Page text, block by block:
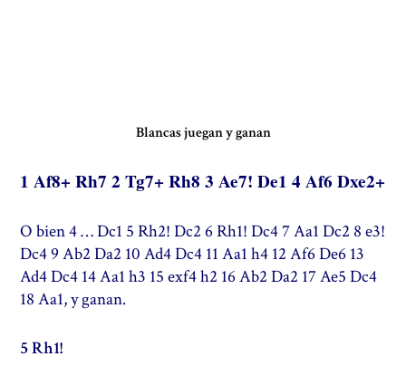
Blancas juegan y ganan
1 Af8+ Rh7 2 Tg7+ Rh8 3 Ae7! De1 4 Af6 Dxe2+
O bien 4 … Dc1 5 Rh2! Dc2 6 Rh1! Dc4 7 Aa1 Dc2 8 e3!
Dc4 9 Ab2 Da2 10 Ad4 Dc4 11 Aa1 h4 12 Af6 De6 13
Ad4 Dc4 14 Aa1 h3 15 exf4 h2 16 Ab2 Da2 17 Ae5 Dc4
18 Aa1, y ganan.
5 Rh1!